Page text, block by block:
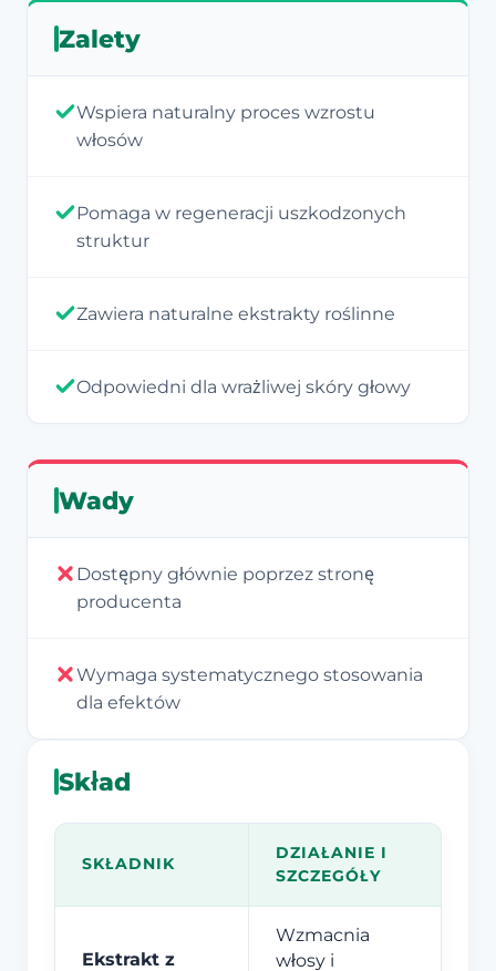
Zalety
Wspiera naturalny proces wzrostu
włosów
Pomaga w regeneracji uszkodzonych
struktur
Zawiera naturalne ekstrakty roślinne
Odpowiedni dla wrażliwej skóry głowy
Wady
Dostępny głównie poprzez stronę
producenta
Wymaga systematycznego stosowania
dla efektów
Skład
SKŁADNIK
DZIAŁANIE I
SZCZEGÓŁY
Ekstrakt z
Wzmacnia
włosy i